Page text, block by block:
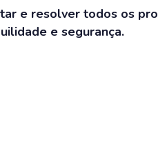
e resolver todos os
e segurança.